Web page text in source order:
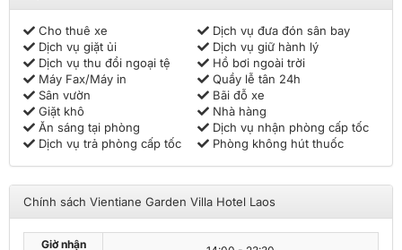
Cho thuê xe
Dịch vụ đưa đón sân bay
Dịch vụ giặt ủi
Dịch vụ giữ hành lý
Dịch vụ thu đổi ngoại tệ
Hồ bơi ngoài trời
Máy Fax/Máy in
Quầy lễ tân 24h
Sân vườn
Bãi đỗ xe
Giặt khô
Nhà hàng
Ăn sáng tại phòng
Dịch vụ nhận phòng cấp tốc
Dịch vụ trả phòng cấp tốc
Phòng không hút thuốc
Chính sách Vientiane Garden Villa Hotel Laos
Giờ nhận